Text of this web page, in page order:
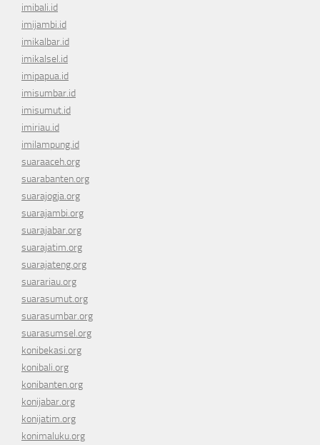
imibali.id
imijambi.id
imikalbar.id
imikalsel.id
imipapua.id
imisumbar.id
imisumut.id
imiriau.id
imilampung.id
suaraaceh.org
suarabanten.org
suarajogja.org
suarajambi.org
suarajabar.org
suarajatim.org
suarajateng.org
suarariau.org
suarasumut.org
suarasumbar.org
suarasumsel.org
konibekasi.org
konibali.org
konibanten.org
konijabar.org
konijatim.org
konimaluku.org